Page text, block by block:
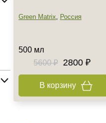
Green Matrix, Россия
500 мл
5600 ₽
2800 ₽
В корзину